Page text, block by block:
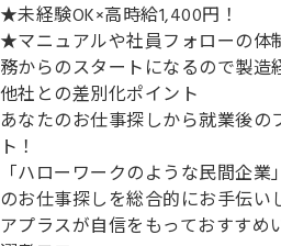
★未経験OK×高時給1,400円！
★マニュアルや社員フォローの体
務からのスタートになるので製造
他社との差別化ポイント
あなたのお仕事探しから就業後の
ト！
「ハローワークのような民間企
のお仕事探しを総合的にお手伝い
アプラスが自信をもっておすすめ